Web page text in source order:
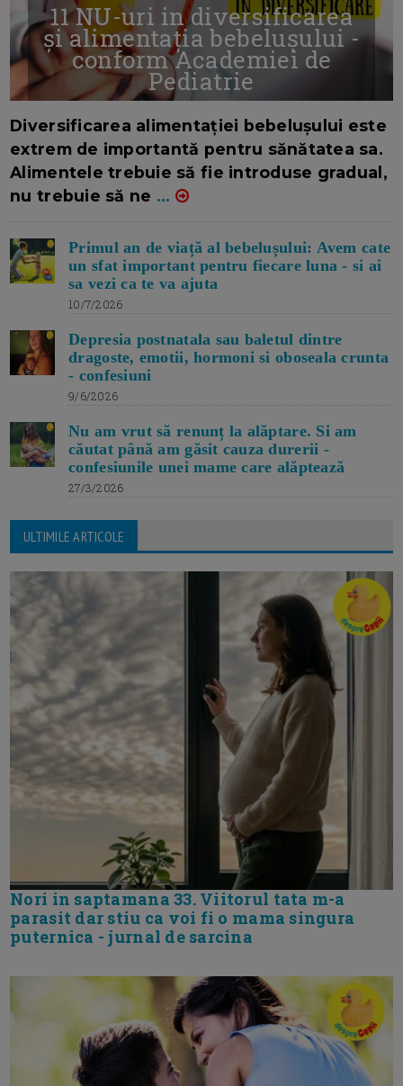
11 NU-uri in diversificarea
și alimentația bebelușului -
conform Academiei de
Pediatrie
Diversificarea alimentației bebelușului este
extrem de importantă pentru sănătatea sa.
Alimentele trebuie să fie introduse gradual,
nu trebuie să ne ...
Primul an de viață al bebelușului: Avem cate
un sfat important pentru fiecare luna - si ai
sa vezi ca te va ajuta
10/7/2026
Depresia postnatala sau baletul dintre
dragoste, emotii, hormoni si oboseala crunta
- confesiuni
9/6/2026
Nu am vrut să renunț la alăptare. Si am
căutat până am găsit cauza durerii -
confesiunile unei mame care alăptează
27/3/2026
ULTIMILE ARTICOLE
Nori in saptamana 33. Viitorul tata m-a
parasit dar stiu ca voi fi o mama singura
puternica - jurnal de sarcina